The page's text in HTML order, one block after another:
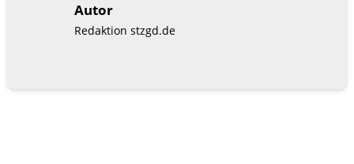
Autor
Redaktion stzgd.de